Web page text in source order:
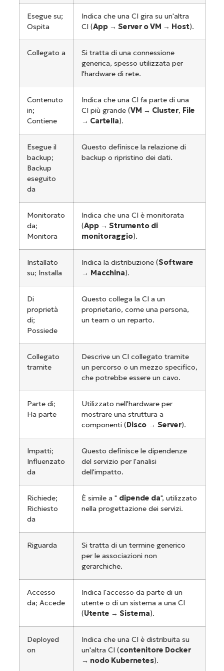
Esegue su;
Ospita
Indica che una CI gira su un'altra
CI (App → Server oVM → Host).
Collegato a
Si tratta di una connessione
generica, spesso utilizzata per
l'hardware di rete.
Contenuto
in;
Contiene
Indica che una CI fa parte di una
CI più grande (VM → Cluster, File
→ Cartella).
Esegue il
backup;
Backup
eseguito
da
Questo definisce la relazione di
backup o ripristino dei dati.
Monitorato
da;
Monitora
Indica che una CI è monitorata
(App → Strumento di
monitoraggio).
Installato
su; Installa
Indica la distribuzione (Software
→ Macchina).
Di
proprietà
di;
Possiede
Questo collega la CI a un
proprietario, come una persona,
un team o un reparto.
Collegato
tramite
Descrive un CI collegato tramite
un percorso o un mezzo specifico,
che potrebbe essere un cavo.
Parte di;
Ha parte
Utilizzato nell'hardware per
mostrare una struttura a
componenti (Disco→ Server).
Impatti;
Influenzato
da
Questo definisce le dipendenze
del servizio per l'analisi
dell'impatto.
Richiede;
Richiesto
da
È simile a " dipende da", utilizzato
nella progettazione dei servizi.
Riguarda
Si tratta di un termine generico
per le associazioni non
gerarchiche.
Accesso
da; Accede
Indica l'accesso da parte di un
utente o di un sistema a una CI
(Utente → Sistema).
Deployed
on
Indica che una CI è distribuita su
un'altra CI (contenitore Docker
→ nodo Kubernetes).